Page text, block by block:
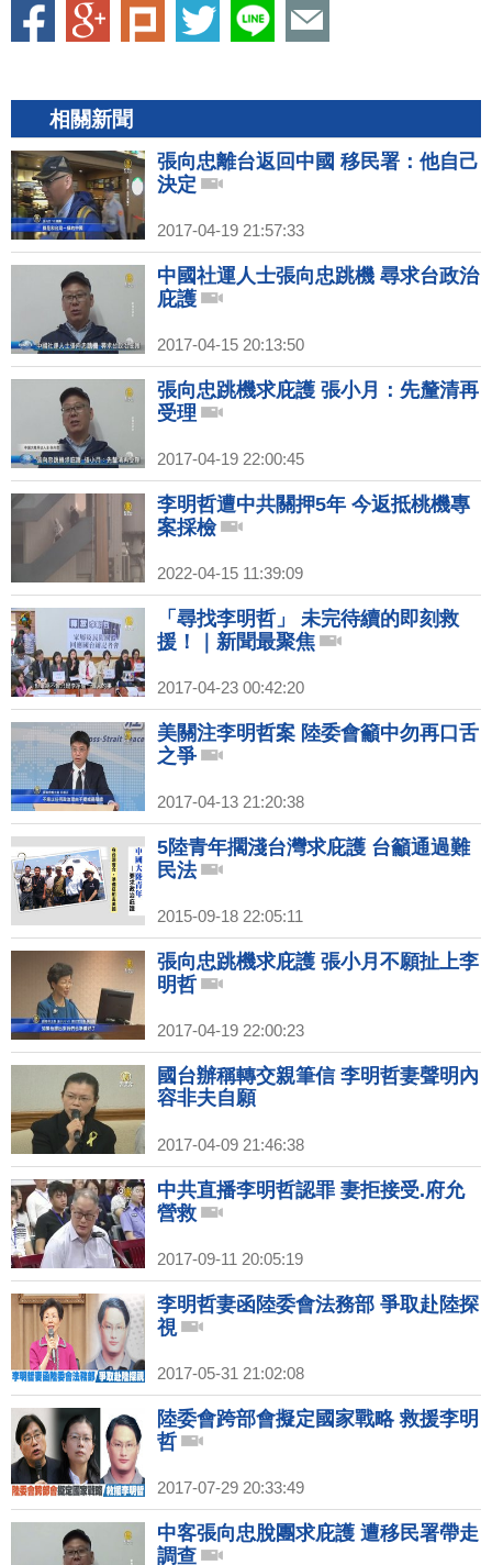
相關新聞
張向忠離台返回中國 移民署：他自己
決定
2017-04-19 21:57:33
中國社運人士張向忠跳機 尋求台政治
庇護
2017-04-15 20:13:50
張向忠跳機求庇護 張小月：先釐清再
受理
2017-04-19 22:00:45
李明哲遭中共關押5年 今返抵桃機專
案採檢
2022-04-15 11:39:09
「尋找李明哲」 未完待續的即刻救
援！｜新聞最聚焦
2017-04-23 00:42:20
美關注李明哲案 陸委會籲中勿再口舌
之爭
2017-04-13 21:20:38
5陸青年擱淺台灣求庇護 台籲通過難
民法
2015-09-18 22:05:11
張向忠跳機求庇護 張小月不願扯上李
明哲
2017-04-19 22:00:23
國台辦稱轉交親筆信 李明哲妻聲明內
容非夫自願
2017-04-09 21:46:38
中共直播李明哲認罪 妻拒接受.府允
營救
2017-09-11 20:05:19
李明哲妻函陸委會法務部 爭取赴陸探
視
2017-05-31 21:02:08
陸委會跨部會擬定國家戰略 救援李明
哲
2017-07-29 20:33:49
中客張向忠脫團求庇護 遭移民署帶走
調查